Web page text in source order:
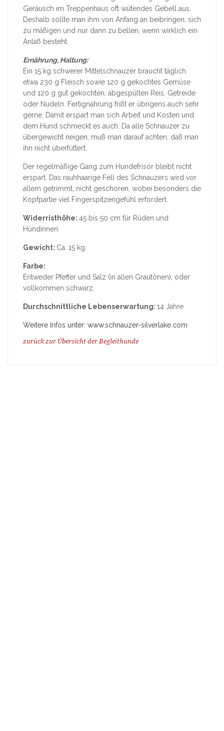
Geräusch im Treppenhaus oft wütendes Gebell aus.
Deshalb sollte man ihm von Anfang an beibringen, sich
zu mäßigen und nur dann zu bellen, wenn wirklich ein
Anlaß besteht.
Ernährung, Haltung:
Ein 15 kg schwerer Mittelschnauzer braucht täglich
etwa 230 g Fleisch sowie 120 g gekochtes Gemüse
und 120 g gut gekochten, abgespülten Reis, Getreide
oder Nudeln. Fertignahrung frißt er übrigens auch sehr
gerne. Damit erspart man sich Arbeit und Kosten und
dem Hund schmeckt es auch. Da alle Schnauzer zu
übergewicht neigen, muß man darauf achten, daß man
ihn nicht überfüttert.
Der regelmäßige Gang zum Hundefrisör bleibt nicht
erspart. Das rauhhaarige Fell des Schnauzers wird vor
allem getrimmt, nicht geschoren, wobei besonders die
Kopfpartie viel Fingerspitzengefühl erfordert.
Widerristhöhe: 45 bis 50 cm für Rüden und
Hündinnen.
Gewicht: Ca. 15 kg.
Farbe:
Entweder Pfeffer und Salz (in allen Grautönen), oder
vollkommen schwarz.
Durchschnittliche Lebenserwartung: 14 Jahre
Weitere Infos unter: www.schnauzer-silverlake.com
zurück zur Übersicht der Begleithunde